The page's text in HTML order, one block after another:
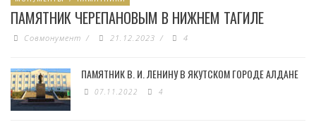
ПАМЯТНИК ЧЕРЕПАНОВЫМ В НИЖНЕМ ТАГИЛЕ
Совмонумент / 21.12.2023 / 4
ПАМЯТНИК В. И. ЛЕНИНУ В ЯКУТСКОМ ГОРОДЕ АЛДАНЕ
07.11.2022 4